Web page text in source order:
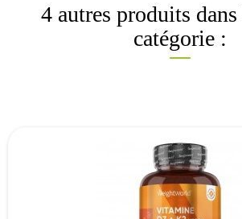
4 autres produits
catégorie :